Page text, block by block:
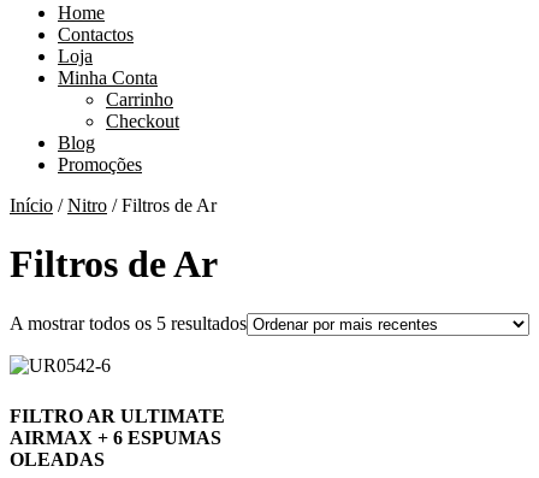
Home
Contactos
Loja
Minha Conta
Carrinho
Checkout
Blog
Promoções
Início /Nitro / Filtros de Ar
Filtros de Ar
A mostrar todos os 5 resultadosOrdenado
FILTRO AR ULTIMATE
AIRMAX + 6 ESPUMAS
OLEADAS